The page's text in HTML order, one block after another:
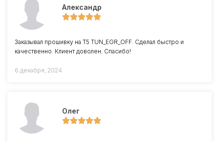
Александр
Заказывал прошивку на Т5 TUN_EGR_OFF. Сделал быстро и
качественно. Клиент доволен. Спасибо!
6 декабря, 2024
Олег